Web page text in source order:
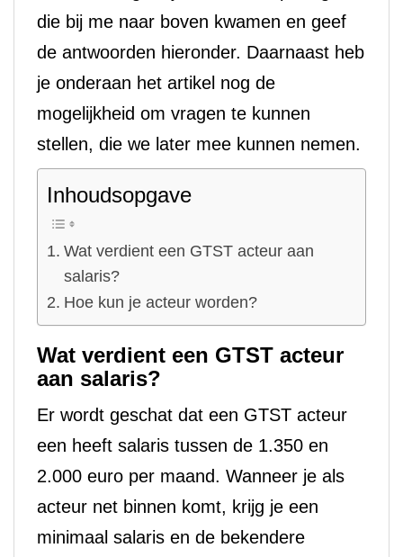
die bij me naar boven kwamen en geef
de antwoorden hieronder. Daarnaast heb
je onderaan het artikel nog de
mogelijkheid om vragen te kunnen
stellen, die we later mee kunnen nemen.
Inhoudsopgave
Wat verdient een GTST acteur aan
salaris?
Hoe kun je acteur worden?
Wat verdient een GTST acteur
aan salaris?
Er wordt geschat dat een GTST acteur
een heeft salaris tussen de 1.350 en
2.000 euro per maand. Wanneer je als
acteur net binnen komt, krijg je een
minimaal salaris en de bekendere